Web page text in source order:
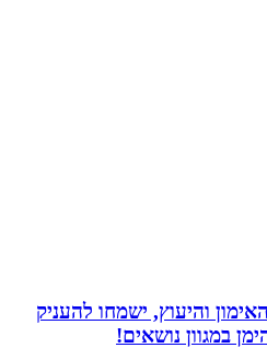
והיעוץ, ישמחו להעניק
נושאים!